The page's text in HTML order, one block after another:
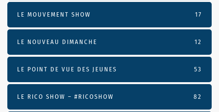
LE MOUVEMENT SHOW 17
LE NOUVEAU DIMANCHE 12
LE POINT DE VUE DES JEUNES 53
LE RICO SHOW – #RICOSHOW 82